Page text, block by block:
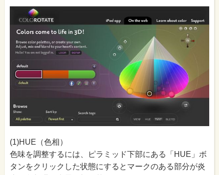
(1)HUE（色相）
色味を調整するには、ピラミッド下部にある「HUE」ボ
タンをクリックした状態にするとマークのある部分が炎